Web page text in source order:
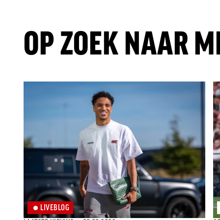
OP ZOEK NAAR
LIVEBLOG